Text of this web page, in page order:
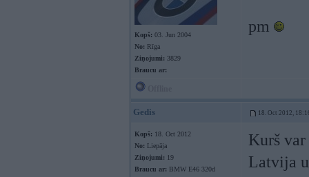
Kopš: 03. Jun 2004
No: Rīga
Ziņojumi: 3829
Braucu ar:
pm
Gedis 18. Oct 2012,
Kopš: 18. Oct 2012
No: Liepāja
Ziņojumi: 19
Braucu ar: BMW E46 320d
Kurš
Latvija